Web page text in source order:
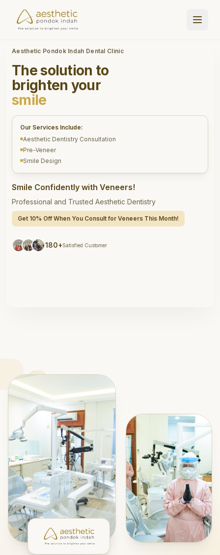
Aesthetic Pondok Indah Dental Clinic
The solution to
brighten your
smile
Our Services Include:
Aesthetic Dentistry Consultation
Pre-Veneer
Smile Design
Smile Confidently with Veneers!
Professional and Trusted Aesthetic Dentistry
Get 10% Off When You Consult for Veneers This Month!
180+Satisfied Customer